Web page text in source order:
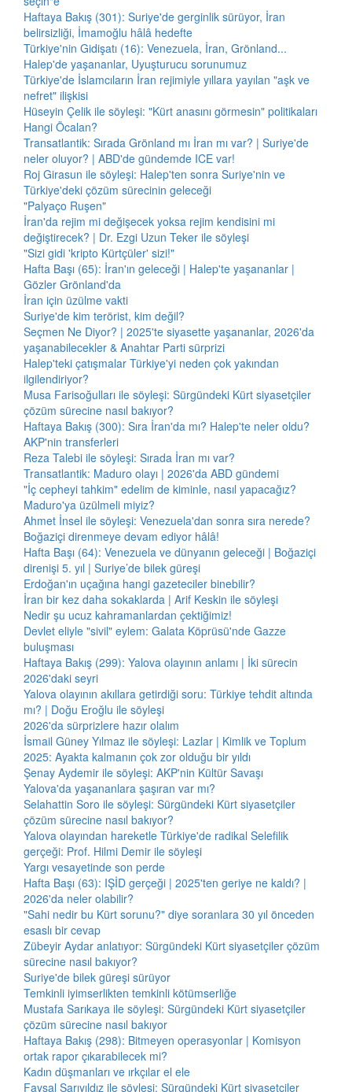
Haftaya Bakış (301): Suriye'de gerginlik sürüyor, İran
belirsizliği, İmamoğlu hâlâ hedefte
Türkiye'nin Gidişatı (16): Venezuela, İran, Grönland...
Halep'de yaşananlar, Uyuşturucu sorunumuz
Türkiye'de İslamcıların İran rejimiyle yıllara yayılan "aşk ve
nefret" ilişkisi
Hüseyin Çelik ile söyleşi: "Kürt anasını görmesin" politikaları
Hangi Öcalan?
Transatlantik: Sırada Grönland mı İran mı var? | Suriye'de
neler oluyor? | ABD'de gündemde ICE var!
Roj Girasun ile söyleşi: Halep'ten sonra Suriye'nin ve
Türkiye'deki çözüm sürecinin geleceği
"Palyaço Ruşen"
İran'da rejim mi değişecek yoksa rejim kendisini mi
değiştirecek? | Dr. Ezgi Uzun Teker ile söyleşi
"Sizi gidi 'kripto Kürtçüler' sizi!"
Hafta Başı (65): İran'ın geleceği | Halep'te yaşananlar |
Gözler Grönland'da
İran için üzülme vakti
Suriye'de kim terörist, kim değil?
Seçmen Ne Diyor? | 2025'te siyasette yaşananlar, 2026'da
yaşanabilecekler & Anahtar Parti sürprizi
Halep'teki çatışmalar Türkiye'yi neden çok yakından
ilgilendiriyor?
Musa Farisoğulları ile söyleşi: Sürgündeki Kürt siyasetçiler
çözüm sürecine nasıl bakıyor?
Haftaya Bakış (300): Sıra İran'da mı? Halep'te neler oldu?
AKP'nin transferleri
Reza Talebi ile söyleşi: Sırada İran mı var?
Transatlantik: Maduro olayı | 2026'da ABD gündemi
"İç cepheyi tahkim" edelim de kiminle, nasıl yapacağız?
Maduro'ya üzülmeli miyiz?
Ahmet İnsel ile söyleşi: Venezuela'dan sonra sıra nerede?
Boğaziçi direnmeye devam ediyor hâlâ!
Hafta Başı (64): Venezuela ve dünyanın geleceği | Boğaziçi
direnişi 5. yıl | Suriye’de bilek güreşi
Erdoğan'ın uçağına hangi gazeteciler binebilir?
İran bir kez daha sokaklarda | Arif Keskin ile söyleşi
Nedir şu ucuz kahramanlardan çektiğimiz!
Devlet eliyle "sivil" eylem: Galata Köprüsü'nde Gazze
buluşması
Haftaya Bakış (299): Yalova olayının anlamı | İki sürecin
2026'daki seyri
Yalova olayının akıllara getirdiği soru: Türkiye tehdit altında
mı? | Doğu Eroğlu ile söyleşi
2026'da sürprizlere hazır olalım
İsmail Güney Yılmaz ile söyleşi: Lazlar | Kimlik ve Toplum
2025: Ayakta kalmanın çok zor olduğu bir yıldı
Şenay Aydemir ile söyleşi: AKP'nin Kültür Savaşı
Yalova'da yaşananlara şaşıran var mı?
Selahattin Soro ile söyleşi: Sürgündeki Kürt siyasetçiler
çözüm sürecine nasıl bakıyor?
Yalova olayından hareketle Türkiye'de radikal Selefilik
gerçeği: Prof. Hilmi Demir ile söyleşi
Yargı vesayetinde son perde
Hafta Başı (63): IŞİD gerçeği | 2025'ten geriye ne kaldı? |
2026'da neler olabilir?
"Sahi nedir bu Kürt sorunu?" diye soranlara 30 yıl önceden
esaslı bir cevap
Zübeyir Aydar anlatıyor: Sürgündeki Kürt siyasetçiler çözüm
sürecine nasıl bakıyor?
Suriye'de bilek güreşi sürüyor
Temkinli iyimserlikten temkinli kötümserliğe
Mustafa Sarıkaya ile söyleşi: Sürgündeki Kürt siyasetçiler
çözüm sürecine nasıl bakıyor
Haftaya Bakış (298): Bitmeyen operasyonlar | Komisyon
ortak rapor çıkarabilecek mi?
Kadın düşmanları ve ırkçılar el ele
Faysal Sarıyıldız ile söyleşi: Sürgündeki Kürt siyasetçiler